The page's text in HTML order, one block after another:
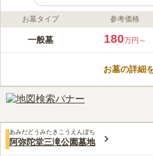
ライフドット編集部のコメント
1619年に創建された真言宗の
心地にあり、お出かけやお買
安心です。
口コミ評価
お墓タイプ 参考価格
一般墓 180万円～
お墓の詳細
あみだどうみたきこうえんぼち
阿弥陀堂三滝公園墓地